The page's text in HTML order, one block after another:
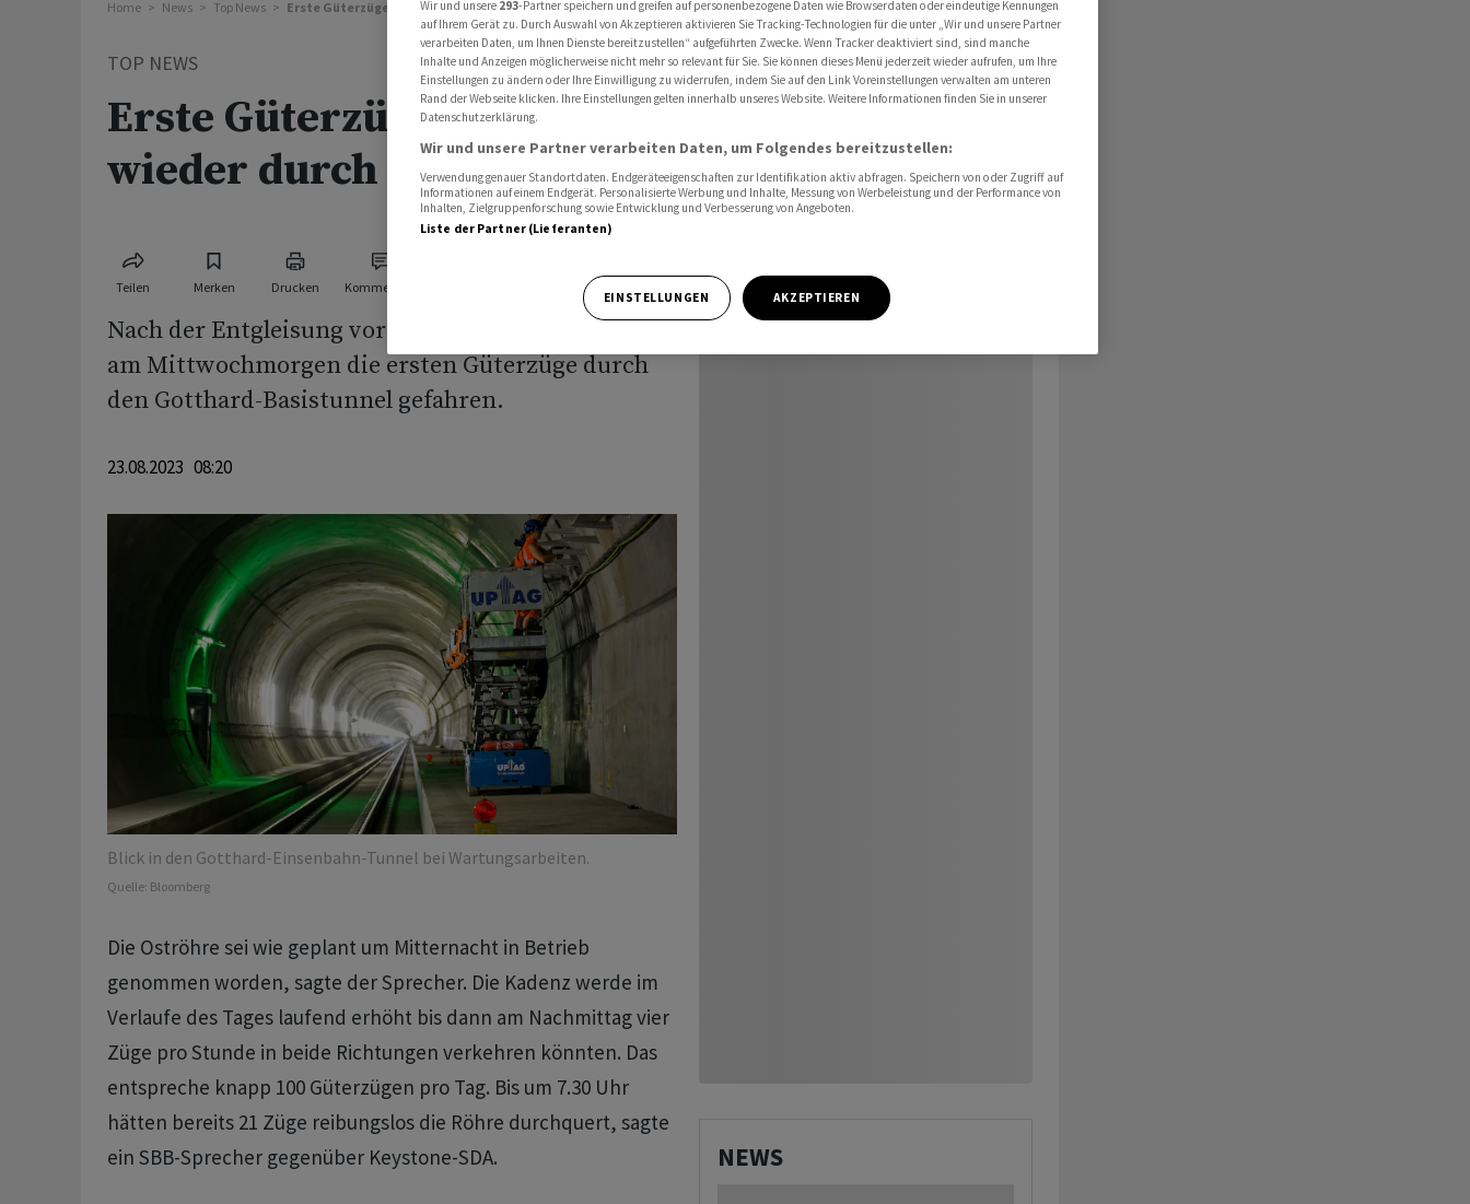
Home News Top News Erste Güterzüge fahren wieder durch den Gotthard
TOP NEWS
Erste Güterzüge fahren
wieder durch den Gotthard
Teilen Merken Drucken Kommentare
Nach der Entgleisung vor rund zwei Wochen sind
am Mittwochmorgen die ersten Güterzüge durch
den Gotthard-Basistunnel gefahren.
23.08.2023 08:20
Blick in den Gotthard-Einsenbahn-Tunnel bei Wartungsarbeiten.
Quelle: Bloomberg
Die Oströhre sei wie geplant um Mitternacht in Betrieb
genommen worden, sagte der Sprecher. Die Kadenz werde im
Verlaufe des Tages laufend erhöht bis dann am Nachmittag vier
Züge pro Stunde in beide Richtungen verkehren könnten. Das
entspreche knapp 100 Güterzügen pro Tag. Bis um 7.30 Uhr
hätten bereits 21 Züge reibungslos die Röhre durchquert, sagte
ein SBB-Sprecher gegenüber Keystone-SDA.
NEWS
Wir und unsere 293-Partner speichern und greifen auf personenbezogene Daten wie Browserdaten oder eindeutige Kennungen
auf Ihrem Gerät zu. Durch Auswahl von Akzeptieren aktivieren Sie Tracking-Technologien für die unter „Wir und unsere Partner
verarbeiten Daten, um Ihnen Dienste bereitzustellen“ aufgeführten Zwecke. Wenn Tracker deaktiviert sind, sind manche
Inhalte und Anzeigen möglicherweise nicht mehr so relevant für Sie. Sie können dieses Menü jederzeit wieder aufrufen, um Ihre
Einstellungen zu ändern oder Ihre Einwilligung zu widerrufen, indem Sie auf den Link Voreinstellungen verwalten am unteren
Rand der Webseite klicken. Ihre Einstellungen gelten innerhalb unseres Website. Weitere Informationen finden Sie in unserer
Datenschutzerklärung.
Wir und unsere Partner verarbeiten Daten, um Folgendes bereitzustellen:
Verwendung genauer Standortdaten. Endgeräteeigenschaften zur Identifikation aktiv abfragen. Speichern von oder Zugriff auf
Informationen auf einem Endgerät. Personalisierte Werbung und Inhalte, Messung von Werbeleistung und der Performance von
Inhalten, Zielgruppenforschung sowie Entwicklung und Verbesserung von Angeboten.
Liste der Partner (Lieferanten)
EINSTELLUNGEN AKZEPTIEREN